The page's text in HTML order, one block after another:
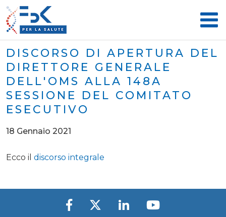
DISCORSO DI APERTURA DEL
DIRETTORE GENERALE
DELL'OMS ALLA 148A
SESSIONE DEL COMITATO
ESECUTIVO
18 Gennaio 2021
Ecco il discorso integrale